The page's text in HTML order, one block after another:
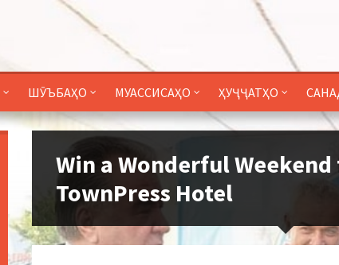
ШӮЪБАҲО МУАССИСАҲО ҲУҶҶАТҲО
Win a Wonderful
TownPress Hotel